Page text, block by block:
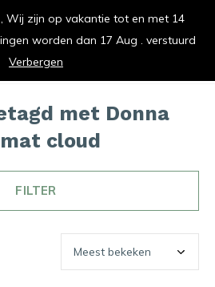
je keuken op
met Donna
cloud
FILTER
Wij zijn op vakantie tot en met 14
worden dan 17 Aug . verstuurd
Verbergen